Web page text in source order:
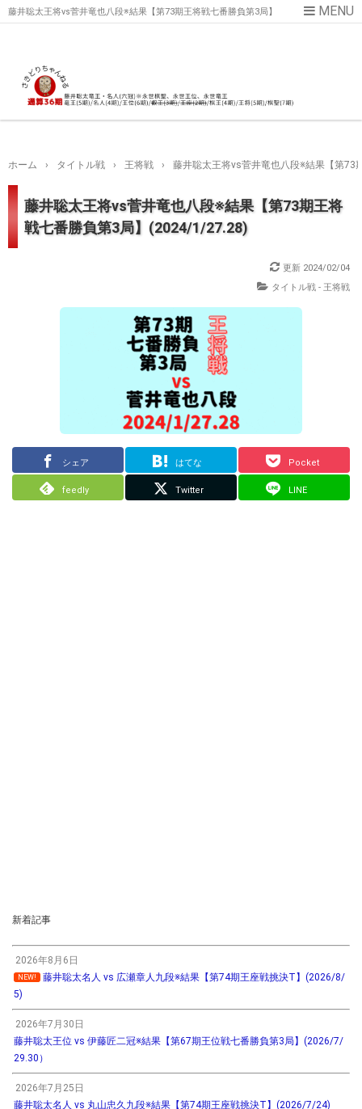
藤井聡太王将vs菅井竜也八段※結果【第73期王将戦七番勝負第3局】
ホーム › タイトル戦 › 王将戦 › 藤井聡太王将vs菅井竜也八段※結果【第
藤井聡太王将vs菅井竜也八段※結果【第73期王将
戦七番勝負第3局】(2024/1/27.28)
更新 2024/02/04
タイトル戦 - 王将戦
シェア はてな Pocket
feedly Twitter LINE
新着記事
2026年8月6日
NEW!
藤井聡太名人 vs 広瀬章人九段※結果【第74期王座戦挑決T】(2026/8/
5)
2026年7月30日
藤井聡太王位 vs 伊藤匠二冠※結果【第67期王位戦七番勝負第3局】(2026/7/
29.30）
2026年7月25日
藤井聡太名人 vs 丸山忠久九段※結果【第74期王座戦挑決T】(2026/7/24)